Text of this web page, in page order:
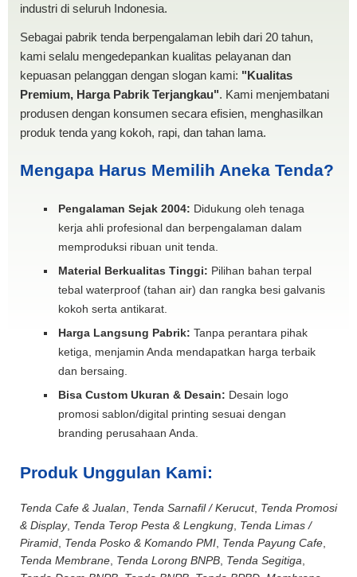
industri di seluruh Indonesia.
Sebagai pabrik tenda berpengalaman lebih dari 20 tahun,
kami selalu mengedepankan kualitas pelayanan dan
kepuasan pelanggan dengan slogan kami: "Kualitas
Premium, Harga Pabrik Terjangkau". Kami menjembatani
produsen dengan konsumen secara efisien, menghasilkan
produk tenda yang kokoh, rapi, dan tahan lama.
Mengapa Harus Memilih Aneka Tenda?
Pengalaman Sejak 2004: Didukung oleh tenaga
kerja ahli profesional dan berpengalaman dalam
memproduksi ribuan unit tenda.
Material Berkualitas Tinggi: Pilihan bahan terpal
tebal waterproof (tahan air) dan rangka besi galvanis
kokoh serta antikarat.
Harga Langsung Pabrik: Tanpa perantara pihak
ketiga, menjamin Anda mendapatkan harga terbaik
dan bersaing.
Bisa Custom Ukuran & Desain: Desain logo
promosi sablon/digital printing sesuai dengan
branding perusahaan Anda.
Produk Unggulan Kami:
Tenda Cafe & Jualan Tenda Sarnafil / Kerucut, Tenda Promosi
& Display, Tenda Terop Pesta & Lengkung Tenda Limas /
Piramid Tenda Posko & Komando PMI Tenda Payung Cafe
Tenda Membrane Tenda Lorong BNPB Tenda Segitiga